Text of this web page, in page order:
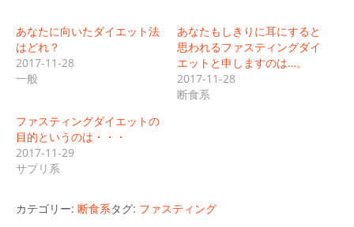
あなたに向いたダイエット法
はどれ？
2017-11-28
一般
あなたもしきりに耳にすると
思われるファスティングダイ
エットと申しますのは…。
2017-11-28
断食系
ファスティングダイエットの
目的というのは・・・
2017-11-29
サプリ系
カテゴリー: 断食系タグ: ファスティング